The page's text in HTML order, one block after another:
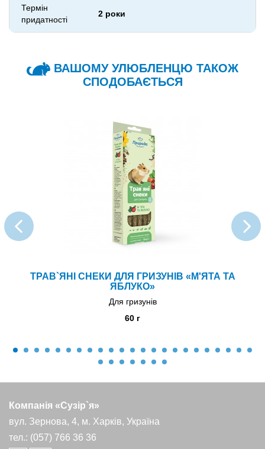
Термін
придатності
2 роки
ВАШОМУ УЛЮБЛЕНЦЮ ТАКОЖ
СПОДОБАЄТЬСЯ
ТРАВ`ЯНІ СНЕКИ ДЛЯ ГРИЗУНІВ «М'ЯТА ТА
ЯБЛУКО»
Для гризунів
60 г
Компанія «Сузір`я»
вул. Зернова, 4, м. Харків, Україна
тел.: (057) 766 36 36